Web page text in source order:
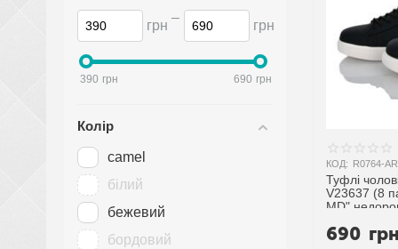
КОД: R0764-
Туфлі
V23637 (8
MD"
690 грн
грн
–
грн
390 грн 690 грн
Колір
camel
білий
бежевий
бордовий